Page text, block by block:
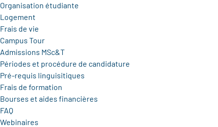
Organisation étudiante
Logement
Frais de vie
Campus Tour
Admissions MSc&T
Périodes et procédure de candidature
Pré-requis linguisitiques
Frais de formation
Bourses et aides financières
FAQ
Webinaires